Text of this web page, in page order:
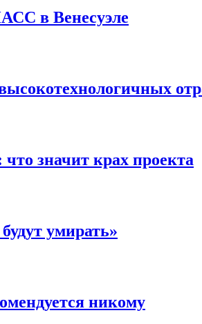
в Венесуэле
значит крах проекта
умирать»
никому